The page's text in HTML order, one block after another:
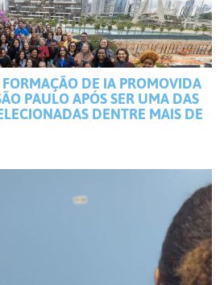
DE IA PROMOVIDA
PAULO APÓS SER UMA DAS
DENTRE MAIS DE